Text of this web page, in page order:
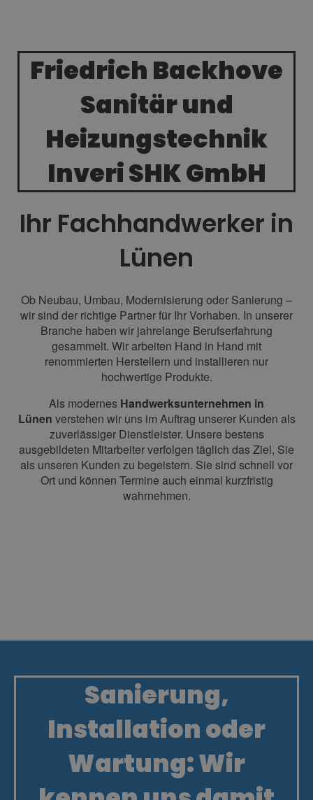
Friedrich Backhove
Sanitär und
Heizungstechnik
Inveri SHK GmbH
Ihr Fachhandwerker in
Lünen
Ob Neubau, Umbau, Modernisierung oder Sanierung –
wir sind der richtige Partner für Ihr Vorhaben. In unserer
Branche haben wir jahrelange Berufserfahrung
gesammelt. Wir arbeiten Hand in Hand mit
renommierten Herstellern und installieren nur
hochwertige Produkte.
Als modernes Handwerksunternehmen in
Lünen verstehen wir uns im Auftrag unserer Kunden als
zuverlässiger Dienstleister. Unsere bestens
ausgebildeten Mitarbeiter verfolgen täglich das Ziel, Sie
als unseren Kunden zu begeistern. Sie sind schnell vor
Ort und können Termine auch einmal kurzfristig
wahrnehmen.
Sanierung,
Installation oder
Wartung: Wir